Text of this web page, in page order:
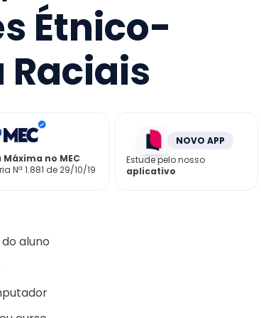
Étnico-
Raciais
Máxima no MEC
Nª 1.881 de 29/10/19
NOVO APP
Estude pelo nosso
aplicativo
aluno